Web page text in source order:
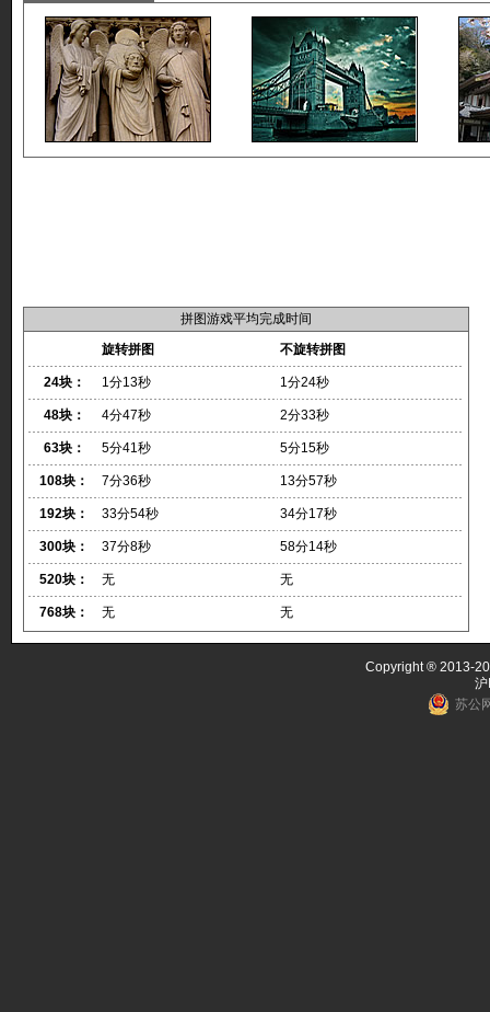
拼图游戏平均完成时间
旋转拼图
不旋转拼图
24块： 1分13秒 1分24秒
48块： 4分47秒 2分33秒
63块： 5分41秒 5分15秒
108块： 7分36秒 13分57秒
192块： 33分54秒 34分17秒
300块： 37分8秒 58分14秒
520块： 无 无
768块： 无 无
Copyright ® 2013-
苏公